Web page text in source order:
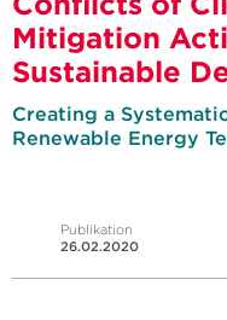
Mitigation
Sustainable
Creating a
Renewable Energy
Publikation
26.02.2020